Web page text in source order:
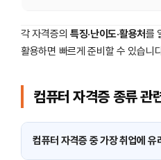
각 자격증의 특징·난이도·활용처를
활용하면 빠르게 준비할 수 있습니
컴퓨터 자격증 종류 관
컴퓨터 자격증 중 가장 취업에 유